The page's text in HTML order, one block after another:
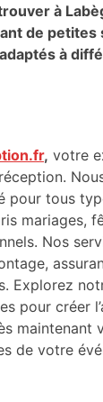
à
de petites
à
, votre
pour tous
mariages,
Nos
Explorez
pour créer
maintenant
de votre